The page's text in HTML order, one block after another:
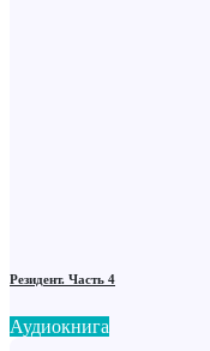
Резидент. Часть 4
Аудиокнига